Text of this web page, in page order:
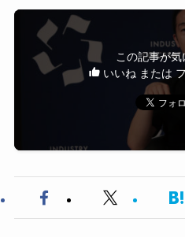
この記事が気
いいね または